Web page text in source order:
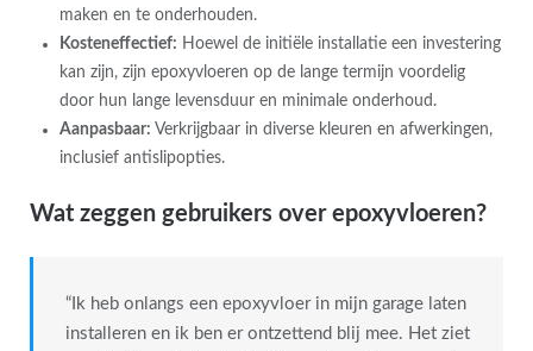
maken en te onderhouden.
Kosteneffectief: Hoewel de initiële installatie een investering
kan zijn, zijn epoxyvloeren op de lange termijn voordelig
door hun lange levensduur en minimale onderhoud.
Aanpasbaar: Verkrijgbaar in diverse kleuren en afwerkingen,
inclusief antislipopties.
Wat zeggen gebruikers over epoxyvloeren?
“Ik heb onlangs een epoxyvloer in mijn garage laten
installeren en ik ben er ontzettend blij mee. Het ziet